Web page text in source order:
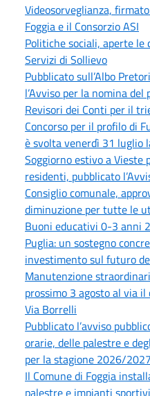
Videosorveglianza,
Foggia e il Consorzio ASI
Politiche sociali, aperte le
Servizi di Sollievo
Pubblicato sull’Albo
l’Avviso per la nomina
Revisori dei Conti per il
Concorso per il profilo di
è svolta venerdì 31 luglio
Soggiorno estivo a
residenti, pubblicato
Consiglio comunale,
diminuzione per tutte le
Buoni educativi 0-3 anni
Puglia: un sostegno
investimento sul futuro
Manutenzione
prossimo 3 agosto al via
Via Borrelli
Pubblicato l’avviso
orarie, delle palestre e
per la stagione 2026/2027
Il Comune di Foggia
palestre e impianti